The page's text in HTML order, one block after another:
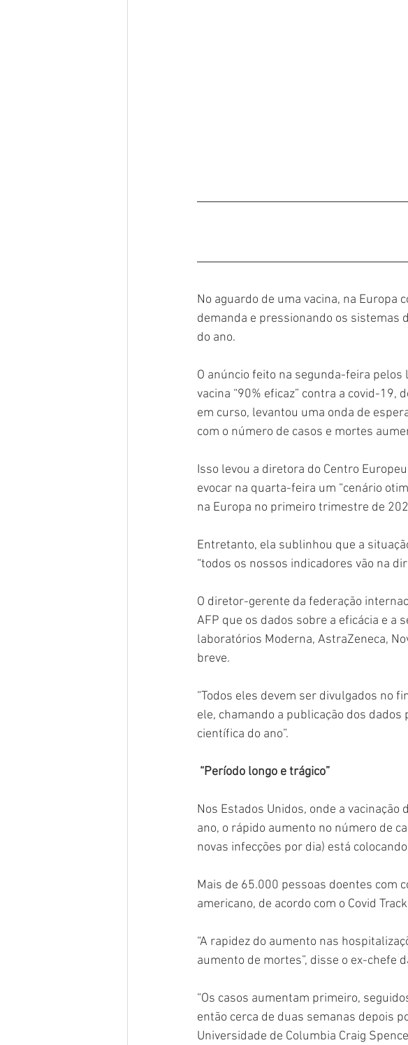
No aguardo de uma vacina, na Europa
demanda e pressionando os sistemas
do ano.
O anúncio feito na segunda-feira
vacina “90% eficaz” contra a covid-
em curso, levantou uma onda de
com o número de casos e mortes
Isso levou a diretora do Centro
evocar na quarta-feira um “cenário
na Europa no primeiro trimestre de
Entretanto, ela sublinhou que a
“todos os nossos indicadores vão na
O diretor-gerente da federação
AFP que os dados sobre a eficácia e a
laboratórios Moderna, AstraZeneca,
breve.
“Todos eles devem ser divulgados no
ele, chamando a publicação dos
científica do ano”.
“Período longo e trágico”
Nos Estados Unidos, onde a
ano, o rápido aumento no número de
novas infecções por dia) está
Mais de 65.000 pessoas doentes com
americano, de acordo com o Covid
“A rapidez do aumento nas
aumento de mortes”, disse o ex-chefe
“Os casos aumentam primeiro,
então cerca de duas semanas depois
Universidade de Columbia Craig